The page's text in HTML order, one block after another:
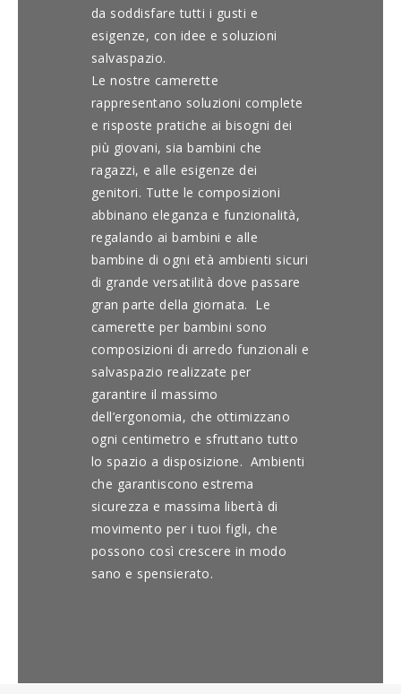
da soddisfare tutti i gusti e
esigenze, con idee e soluzioni
salvaspazio.
Le nostre camerette
rappresentano soluzioni complete
e risposte pratiche ai bisogni dei
più giovani, sia bambini che
ragazzi, e alle esigenze dei
genitori. Tutte le composizioni
abbinano eleganza e funzionalità,
regalando ai bambini e alle
bambine di ogni età ambienti sicuri
di grande versatilità dove passare
gran parte della giornata. Le
camerette per bambini sono
composizioni di arredo funzionali e
salvaspazio realizzate per
garantire il massimo
dell’ergonomia, che ottimizzano
ogni centimetro e sfruttano tutto
lo spazio a disposizione. Ambienti
che garantiscono estrema
sicurezza e massima libertà di
movimento per i tuoi figli, che
possono così crescere in modo
sano e spensierato.